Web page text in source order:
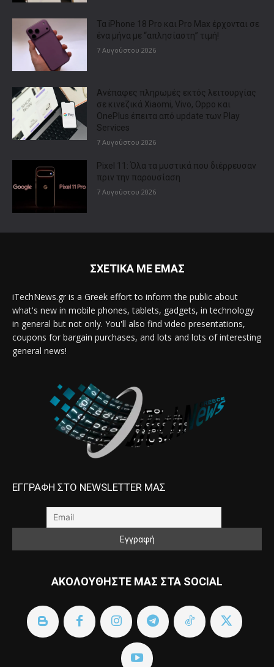
Τα iPhone 18 Pro και Pro Max έρχονται σε
ένα μήνα με “απλησίαστη” τιμή!
7 Αυγούστου 2026
Ανέπαφες πληρωμές εκτός λειτουργίας
σε κινεζικά Xiaomi, Vivo, Oppo και
OnePlus έπειτα από update των Play
Services
7 Αυγούστου 2026
Pixel 11: Όλα τα μυστικά που διέρρευσαν
πριν την παρουσίαση
7 Αυγούστου 2026
ΣΧΕΤΙΚΑ ΜΕ ΕΜΑΣ
iTechNews.gr is a Greek effort to inform the public about
what's new in mobile phones, tablets, gadgets, in technology
in general but not only. You'll also find video presentations,
coupons for bargain purchases, and lots and lots of interesting
general news!
ΕΓΓΡΑΦΗ ΣΤΟ NEWSLETTER ΜΑΣ
ΑΚΟΛΟΥΘΗΣΤΕ ΜΑΣ ΣΤΑ SOCIAL